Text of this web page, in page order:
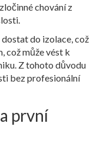
chování z
do izolace, což
což může vést k
Z tohoto důvodu
bez profesionální
první